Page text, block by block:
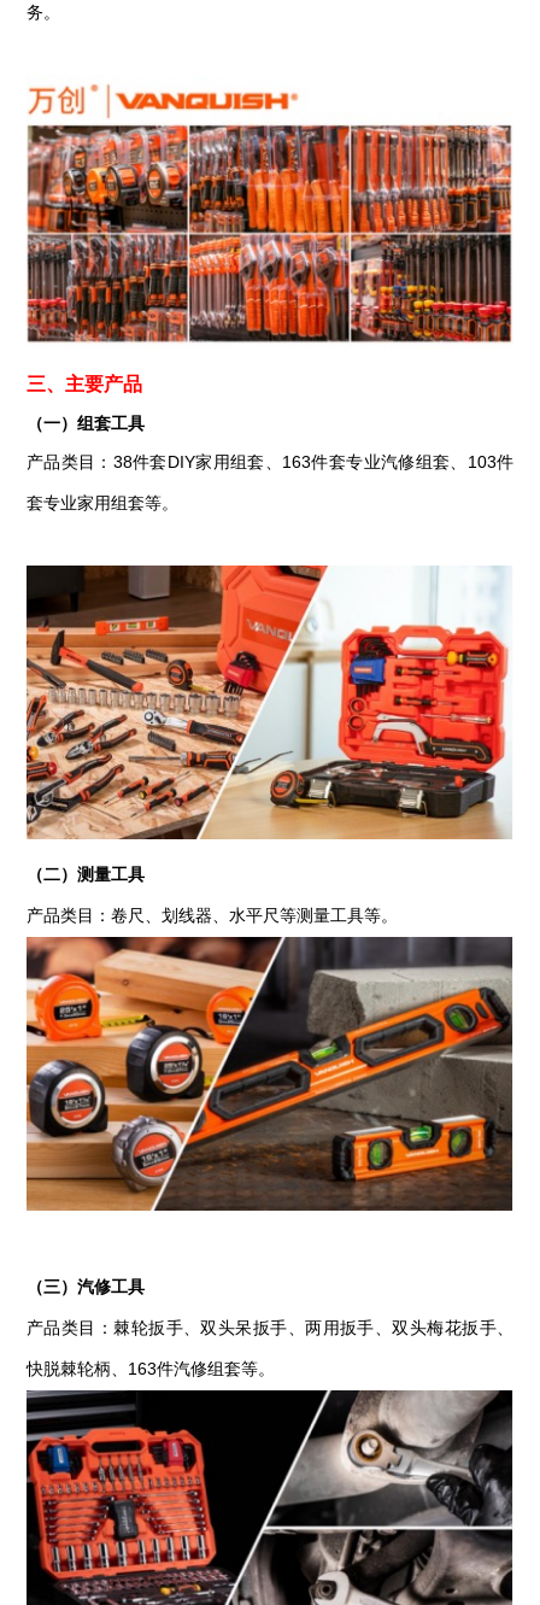
务。
三、 主要产品
（一） 组套工具
产品类目 ： 38件套DIY家用组套、163件套专业汽修组套、103件
套专业家用组套等。
（二）测量工具
产品类目：卷尺、划线器、水平尺等测量工具等。
（三）汽修工具
产品类目：棘轮扳手、双头呆扳手、两用扳手、双头梅花扳手、
快脱棘轮柄、 163件汽修组套等。